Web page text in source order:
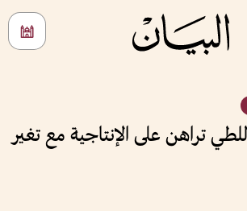
للطي تراهن على الإنتاجية مع تغير